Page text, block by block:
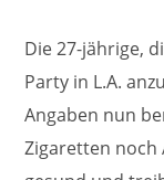
Die 27-jährige,
Party in L.A.
Angaben nun
Zigaretten